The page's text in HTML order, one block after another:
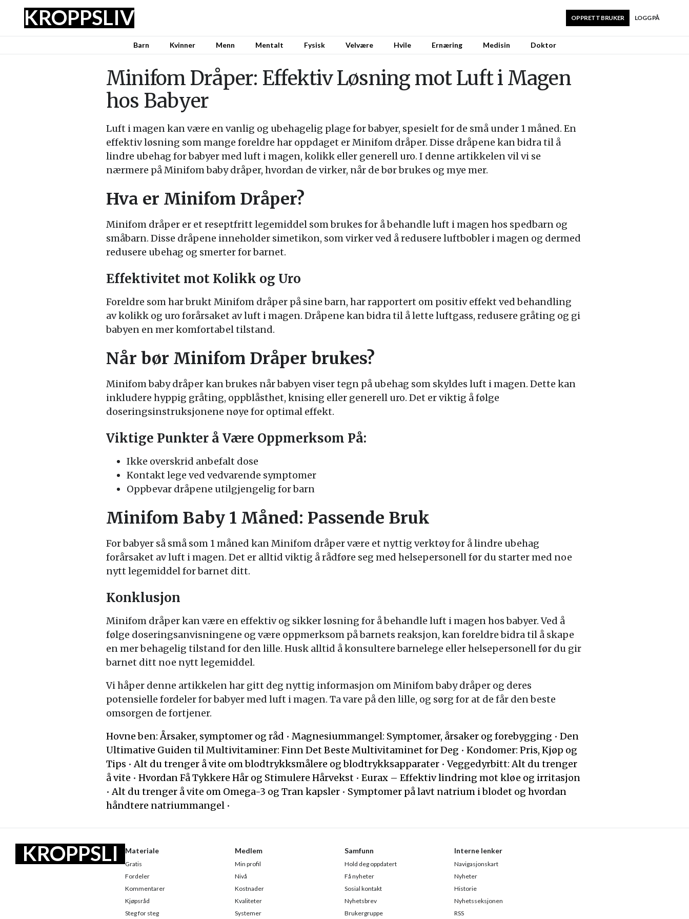
KROPPSLIV LOGG PÅ
OPPRETT BRUKER
Barn Kvinner Menn Mentalt Fysisk Velvære Hvile Ernæring Medisin Doktor
Minifom Dråper: Effektiv Løsning mot Luft i Magen
hos Babyer
Luft i magen kan være en vanlig og ubehagelig plage for babyer, spesielt for de små under 1 måned. En
effektiv løsning som mange foreldre har oppdaget er Minifom dråper. Disse dråpene kan bidra til å
lindre ubehag for babyer med luft i magen, kolikk eller generell uro. I denne artikkelen vil vi se
nærmere på Minifom baby dråper, hvordan de virker, når de bør brukes og mye mer.
Hva er Minifom Dråper?
Minifom dråper er et reseptfritt legemiddel som brukes for å behandle luft i magen hos spedbarn og
småbarn. Disse dråpene inneholder simetikon, som virker ved å redusere luftbobler i magen og dermed
redusere ubehag og smerter for barnet.
Effektivitet mot Kolikk og Uro
Foreldre som har brukt Minifom dråper på sine barn, har rapportert om positiv effekt ved behandling
av kolikk og uro forårsaket av luft i magen. Dråpene kan bidra til å lette luftgass, redusere gråting og gi
babyen en mer komfortabel tilstand.
Når bør Minifom Dråper brukes?
Minifom baby dråper kan brukes når babyen viser tegn på ubehag som skyldes luft i magen. Dette kan
inkludere hyppig gråting, oppblåsthet, knising eller generell uro. Det er viktig å følge
doseringsinstruksjonene nøye for optimal effekt.
Viktige Punkter å Være Oppmerksom På:
Ikke overskrid anbefalt dose
Kontakt lege ved vedvarende symptomer
Oppbevar dråpene utilgjengelig for barn
Minifom Baby 1 Måned: Passende Bruk
For babyer så små som 1 måned kan Minifom dråper være et nyttig verktøy for å lindre ubehag
forårsaket av luft i magen. Det er alltid viktig å rådføre seg med helsepersonell før du starter med noe
nytt legemiddel for barnet ditt.
Konklusjon
Minifom dråper kan være en effektiv og sikker løsning for å behandle luft i magen hos babyer. Ved å
følge doseringsanvisningene og være oppmerksom på barnets reaksjon, kan foreldre bidra til å skape
en mer behagelig tilstand for den lille. Husk alltid å konsultere barnelege eller helsepersonell før du gir
barnet ditt noe nytt legemiddel.
Vi håper denne artikkelen har gitt deg nyttig informasjon om Minifom baby dråper og deres
potensielle fordeler for babyer med luft i magen. Ta vare på den lille, og sørg for at de får den beste
omsorgen de fortjener.
Hovne ben: Årsaker, symptomer og råd • Magnesiummangel: Symptomer, årsaker og forebygging • Den
Ultimative Guiden til Multivitaminer: Finn Det Beste Multivitaminet for Deg • Kondomer: Pris, Kjøp og
Tips •Alt du trenger å vite om blodtrykksmålere og blodtrykksapparater •Veggedyrbitt: Alt du trenger
å vite • Hvordan Få Tykkere Hår og Stimulere Hårvekst • Eurax – Effektiv lindring mot kløe og irritasjon
•Alt du trenger å vite om Omega-3 og Tran kapsler • Symptomer på lavt natrium i blodet og hvordan
håndtere natriummangel •
KROPPSLI Materiale
Gratis
Fordeler
Kommentarer
Kjøpsråd
Steg for steg
Medlem
Min profil
Nivå
Kostnader
Kvaliteter
Systemer
Samfunn
Hold deg oppdatert
Få nyheter
Sosial kontakt
Nyhetsbrev
Brukergruppe
Interne lenker
Navigasjonskart
Nyheter
Historie
Nyhetsseksjonen
RSS